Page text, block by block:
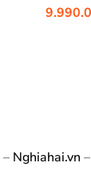
– Nghiahai.vn –